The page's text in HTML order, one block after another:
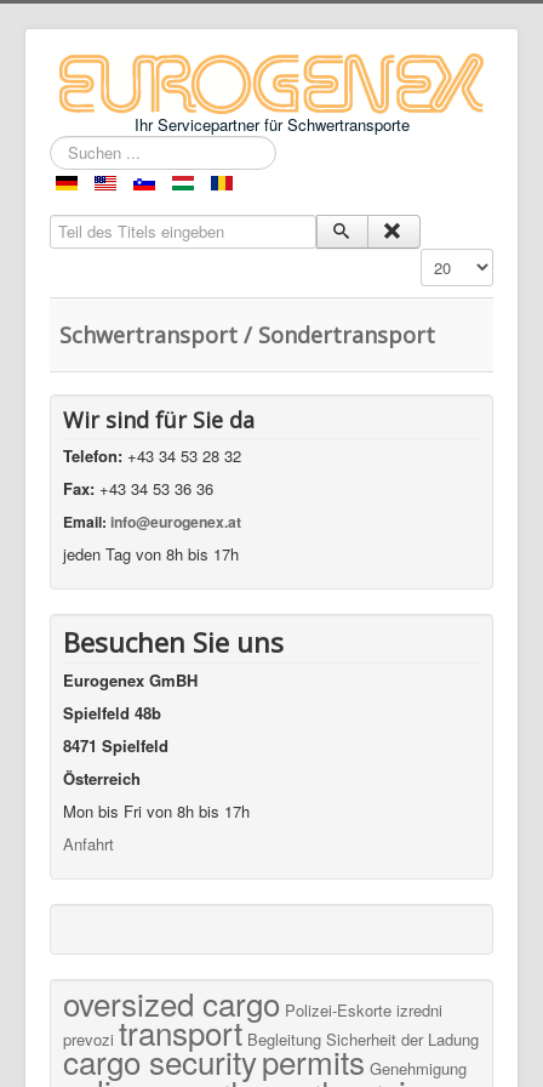
Ihr Servicepartner für Schwertransporte
Suchen
...
Teil des Titels eingeben
Anzeige #
Schwertransport / Sondertransport
Wir sind für Sie da
Telefon: +43 34 53 28 32
Fax: +43 34 53 36 36
Email: info@eurogenex.at
jeden Tag von 8h bis 17h
Besuchen Sie uns
Eurogenex GmBH
Spielfeld 48b
8471 Spielfeld
Österreich
Mon bis Fri von 8h bis 17h
Anfahrt
oversized cargo Polizei-Eskorte izredni
prevozi transport Begleitung Sicherheit der Ladung
cargo securitypermits Genehmigung